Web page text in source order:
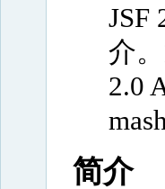
JSF
介
2.0
简介